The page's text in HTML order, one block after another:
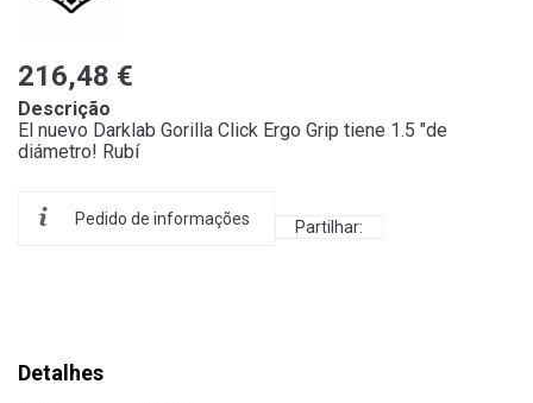
216,48 €
Descrição
El nuevo Darklab Gorilla Click Ergo Grip tiene 1.5 "de
diámetro! Rubí
Pedido de informações Partilhar:
Detalhes